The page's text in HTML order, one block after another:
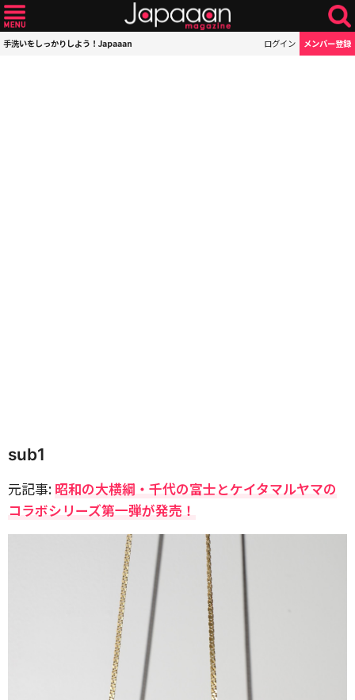
手洗いをしっかりしよう！Japaaan ログイン メンバー登録
sub1
元記事: 昭和の大横綱・千代の富士とケイタマルヤマの
コラボシリーズ第一弾が発売！